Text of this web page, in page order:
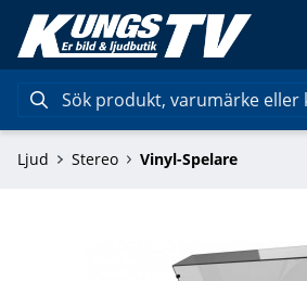
Ljud Stereo Vinyl-Spelare